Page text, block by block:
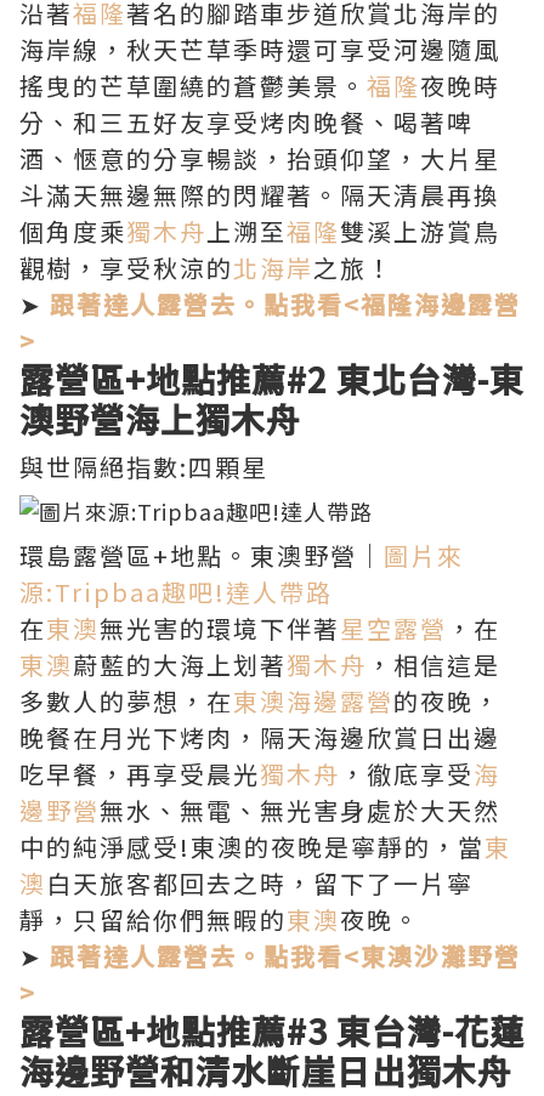
沿著福隆著名的腳踏車步道欣賞北海岸的
海岸線，秋天芒草季時還可享受河邊隨風
搖曳的芒草圍繞的蒼鬱美景。 福隆夜晚時
分、和三五好友享受烤肉晚餐、喝著啤
酒、愜意的分享暢談，抬頭仰望，大片星
斗滿天無邊無際的閃耀著。隔天清晨再換
個角度乘獨木舟上溯至福隆雙溪上游賞鳥
觀樹，享受秋涼的北海岸之旅！
➤ 跟著達人露營去。點我看<福隆海邊露營
>
露營區+地點推薦#2 東北台灣-東
澳野營海上獨木舟
與世隔絕指數:四顆星
環島露營區+地點。東澳野營｜ 圖片來
源:Tripbaa趣吧!達人帶路
在東澳無光害的環境下伴著星空露營 ，在
東澳蔚藍的大海上划著獨木舟 ，相信這是
多數人的夢想，在東澳海邊露營的夜晚，
晚餐在月光下烤肉，隔天海邊欣賞日出邊
吃早餐，再享受晨光獨木舟 ，徹底享受海
邊野營無水、無電、無光害身處於大天然
中的純淨感受!東澳的夜晚是寧靜的，當東
澳 白天旅客都回去之時，留下了一片寧
靜，只留給你們無暇的東澳夜晚。
➤ 跟著達人露營去。點我看<東澳沙灘野營
>
露營區+地點推薦#3 東台灣-花蓮
海邊野營和清水斷崖日出獨木舟